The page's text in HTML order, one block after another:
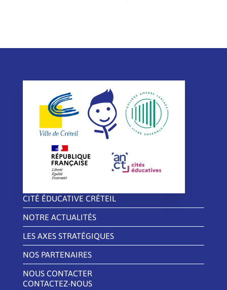
CITÉ ÉDUCATIVE CRÉTEIL
NOTRE ACTUALITÉS
LES AXES STRATÉGIQUES
NOS PARTENAIRES
NOUS CONTACTER
CONTACTEZ-NOUS